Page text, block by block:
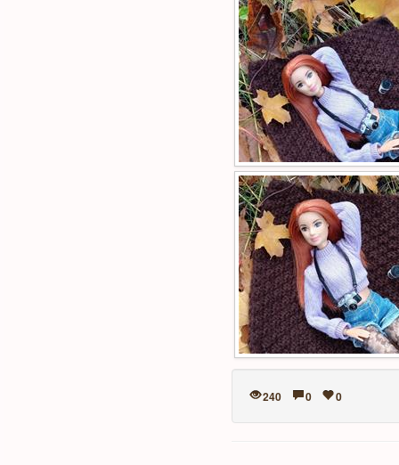
240 0 0